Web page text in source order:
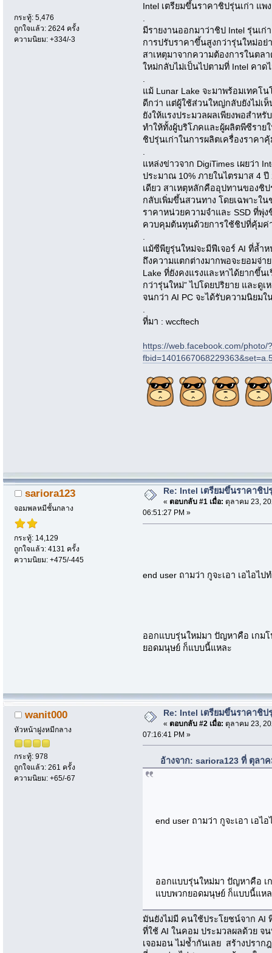
กระทู้: 5,476
ถูกใจแล้ว: 2624 ครั้ง
ความนิยม: +334/-3
Intel เตรียมขึ้นราคาชิปรุ่นเก่า แพ
มีรายงานออกมาว่าชิป Intel รุ่นเก่
การปรับราคาขึ้นสูงกว่ารุ่นใหม่อย่
สาเหตุมาจากความต้องการในตล
ใหม่กลับไม่เป็นไปตามที่ Intel คาด
แม้ Lunar Lake จะมาพร้อมเทคโ
ดีกว่า แต่ผู้ใช้ส่วนใหญ่กลับยังไม่เห็
ยังให้แรงประมวลผลเพียงพอสำห
ทำให้ทั้งผู้บริโภคและผู้ผลิตพีซีราย
ชิปรุ่นเก่าในการผลิตเครื่องราคา
แหล่งข่าวจาก DigiTimes เผยว่า
ประมาณ 10% ภายในไตรมาส 4
เดียว สาเหตุหลักคืออุปทานของชิ
กลับเพิ่มขึ้นสวนทาง โดยเฉพาะใ
ราคาหน่วยความจำและ SSD ที่พุ่
ควบคุมต้นทุนด้วยการใช้ชิปที่คุ้มค่
แม้ซีพียูรุ่นใหม่จะมีฟีเจอร์ AI ที่ล้ำ
ถึงความแตกต่างมากพอจะยอมจ่า
Lake ที่ยังคงแรงและหาได้ยากขึ้น
กว่ารุ่นใหม่” ไปโดยปริยาย และดู
จนกว่า AI PC จะได้รับความนิยมใ
ที่มา : wccftech
https://web.facebook.com/photo/
sariora123
จอมพลหมีชั้นกลาง
กระทู้: 14,129
ถูกใจแล้ว: 4131 ครั้ง
ความนิยม: +475/-445
Re: Intel เตรียมขึ้นราคาชิป
« ตอบกลับ #1 เมื่อ: ตุลาคม 23,
06:51:27 PM »
end user ถามว่า กูจะเอา เอไอไ
ออกแบบรุ่นใหม่มา ปัญหาคือ เกม
ยอดมนุษย์ ก็แบบนี้แหละ
wanit000
หัวหน้าฝูงหมีกลาง
กระทู้: 978
ถูกใจแล้ว: 261 ครั้ง
ความนิยม: +65/-67
Re: Intel เตรียมขึ้นราคาชิป
« ตอบกลับ #2 เมื่อ: ตุลาคม 23,
07:16:41 PM »
อ้างจาก: sariora123 ที่ ตุลา
end user ถามว่า กูจะเอา เอไ
ออกแบบรุ่นใหม่มา ปัญหาคือ เ
แบบพวกยอดมนุษย์ ก็แบบนี้แห
มันยังไม่มี คนใช้ประโยชน์จาก AI
ที่ใช้ AI ในคอม ประมวลผลด้วย จ
เจอมอน ไม่ช้ำกันเลย สร้างปราก